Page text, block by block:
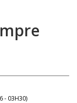
- 03H30)